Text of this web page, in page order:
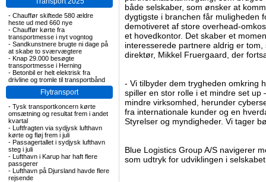
- Chauffør skiftede 580 ældre
heste ud med 660 nye
- Chauffør kørte fra
transportmesse i nyt vogntog
- Sandkunstnere brugte ni dage på
at skabe to sværvægtere
- Knap 29.000 besøgte
transportmesse i Herning
- Betonbil er helt elektrisk fra
drivline og tromle til transportbånd
Flytransport
- Tysk transportkoncern kørte
omsætning og resultat frem i andet
kvartal
- Luftfragten via sydjysk lufthavn
kørte og fløj frem i juli
- Passagertallet i sydjysk lufthavn
steg i juli
- Lufthavn i Karup har haft flere
passgerer
- Lufthavn på Djursland havde flere
rejsende
både selskaber, som ønsker at
dygtigste i branchen får muligheden
demotiveret af store overhead-
et hovedkontor. Det skaber et
interesserede partnere aldrig er
direktør, Mikkel Fruergaard, der
- Vi tilbyder dem trygheden omkring
spiller en stor rolle i et mindre set
mindre virksomhed, herunder
fra internationale kunder og en
Styrelser og myndigheder. Vi tager
Blue Logistics Group A/S navigerer
som udtryk for udviklingen i